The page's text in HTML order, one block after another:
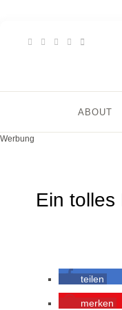
ABOUT
Werbung
Ein
teilen
merken